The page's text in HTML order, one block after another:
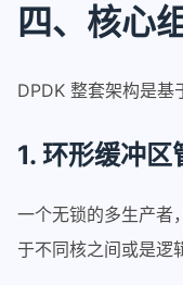
四、核心
DPDK 整套架构是基
1. 环形缓冲
一个无锁的多生产者
于不同核之间或是逻